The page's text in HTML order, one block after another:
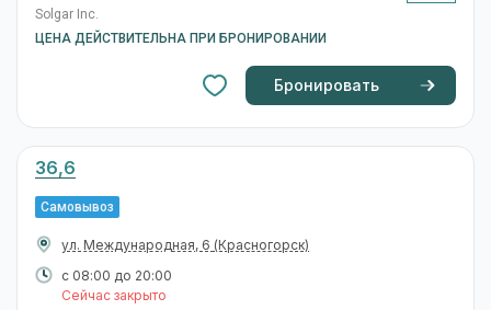
Solgar Inc.
ЦЕНА ДЕЙСТВИТЕЛЬНА ПРИ БРОНИРОВАНИИ
Бронировать
36,6
Самовывоз
ул. Международная, 6 (Красногорск)
с 08:00 до 20:00
Сейчас закрыто